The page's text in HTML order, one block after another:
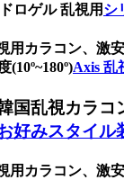
ロゲル 乱視用 シ
カラコン、
Axis 乱
乱視カラ
好みスタイル
カラコン、